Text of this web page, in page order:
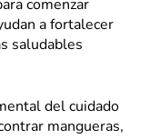
comenzar
a fortalecer
saludables
del cuidado
mangueras,